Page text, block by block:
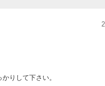
かりして下さい。